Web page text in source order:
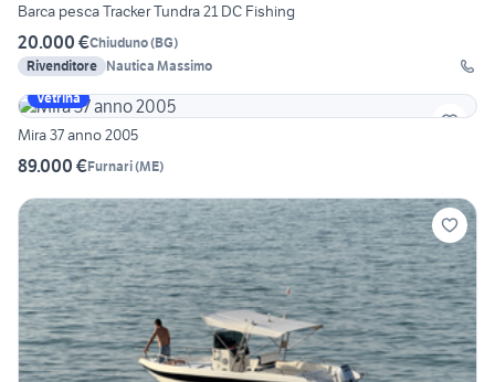
Barca pesca Tracker Tundra 21 DC Fishing
20.000 €Chiuduno(BG)
Rivenditore Nautica Massimo
Vetrina
Mira 37 anno 2005
89.000 €Furnari(ME)